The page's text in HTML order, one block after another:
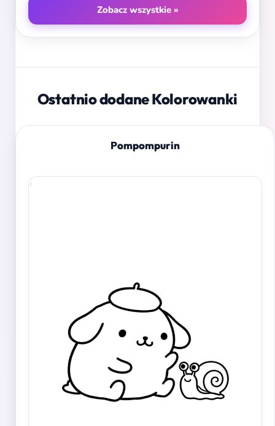
Zobacz wszystkie »
Ostatnio dodane Kolorowanki
Pompompurin